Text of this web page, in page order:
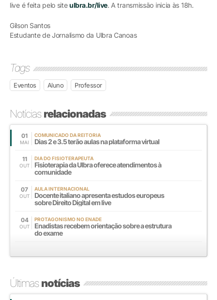
live é feita pelo siteulbra.br/live. A transmissão inicia às 18h.
Gilson Santos
Estudante de Jornalismo da Ulbra Canoas
Tags
Eventos Aluno Professor
Notíciasrelacionadas
01
MAI
COMUNICADO DA REITORIA
Dias 2 e 3.5 terão aulas na plataforma virtual
11
OUT
DIA DO FISIOTERAPEUTA
Fisioterapia da Ulbra oferece atendimentos à
comunidade
07
OUT
AULA INTERNACIONAL
Docente italiano apresenta estudos europeus
sobre Direito Digital em live
04
OUT
PROTAGONISMO NO ENADE
Enadistas recebem orientação sobre a estrutura
do exame
Últimasnotícias